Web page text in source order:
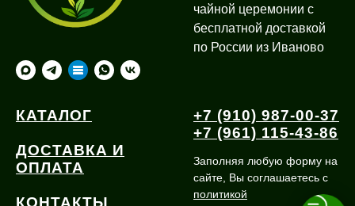
чайной церемонии с
бесплатной доставкой
по России из Иваново
КАТАЛОГ
ДОСТАВКА И
ОПЛАТА
КОНТАКТЫ
+7 (910) 987-00-37
+7 (961) 115-43-86
Заполняя любую форму на
сайте, Вы соглашаетесь с
политикой